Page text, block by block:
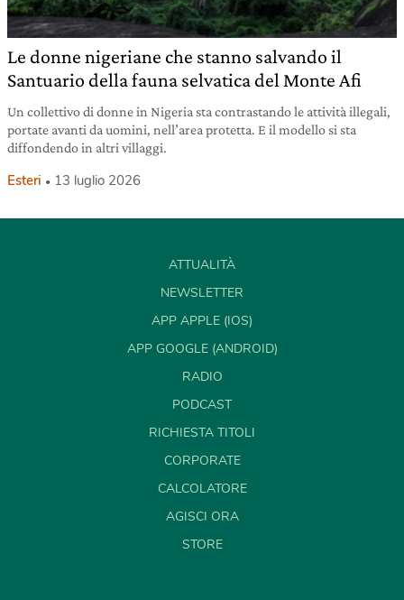
Le donne nigeriane che stanno salvando il
Santuario della fauna selvatica del Monte Afi
Un collettivo di donne in Nigeria sta contrastando le attività illegali,
portate avanti da uomini, nell’area protetta. E il modello si sta
diffondendo in altri villaggi.
Esteri 13 luglio 2026
ATTUALITÀ
NEWSLETTER
APP APPLE (IOS)
APP GOOGLE (ANDROID)
RADIO
PODCAST
RICHIESTA TITOLI
CORPORATE
CALCOLATORE
AGISCI ORA
STORE